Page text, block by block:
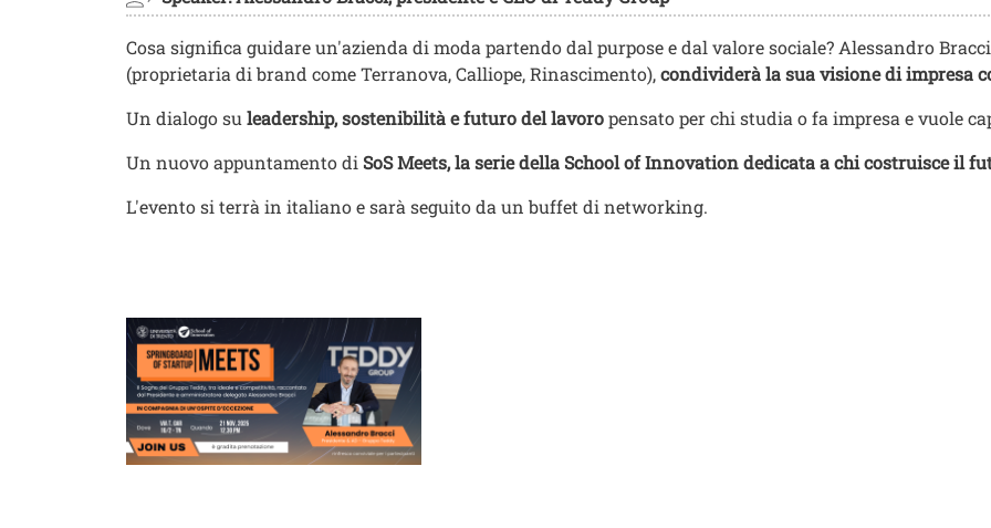
Cosa significa guidare un'azienda di moda partendo dal purpose e dal valore sociale? Alessandro
(proprietaria di brand come Terranova, Calliope, Rinascimento),condividerà la sua visione di impresa
Un dialogo su leadership, sostenibilità e futuro del lavoropensato per chi studia o fa impresa e vuole
Un nuovo appuntamento di SoS Meets, la serie della School of Innovation dedicata a chi costruisce il
L'evento si terrà in italiano e sarà seguito da un buffet di networking.
Fotogallery
Image